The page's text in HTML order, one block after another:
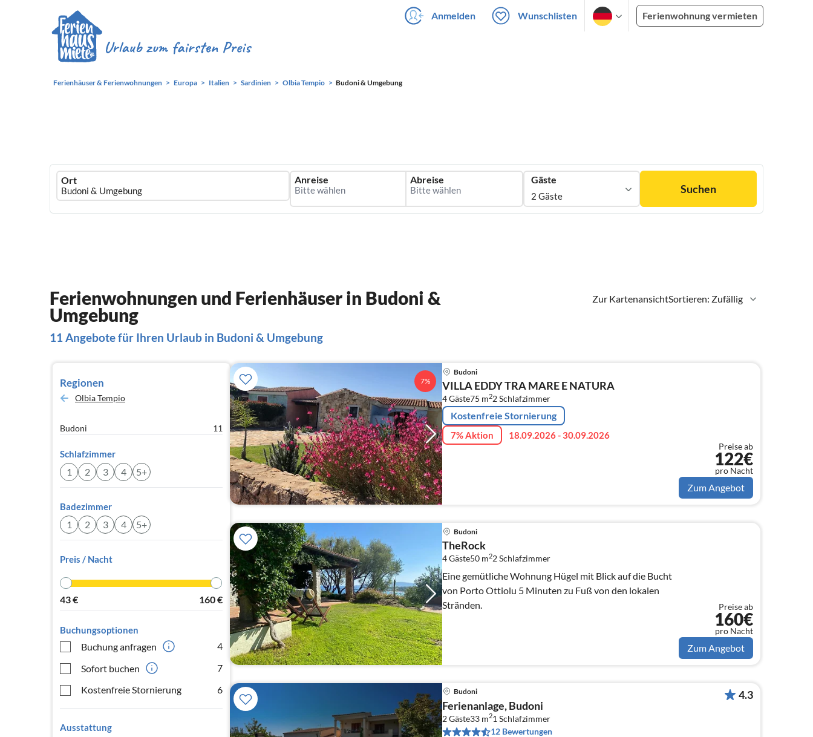
Anmelden Wunschlisten Ferienwohnung vermieten
Ferienhäuser & Ferienwohnungen Europa Italien Sardinien Olbia Tempio Budoni & Umgebung
Ferienhausmiete
logo
Ort Anreise Abreise Gäste
2 Gäste
Suchen
Zur KartenansichtSortieren: Zufällig
Ferienwohnungen und Ferienhäuser in Budoni &
Umgebung
11 Angebote für Ihren Urlaub in Budoni & Umgebung
Regionen
Olbia Tempio
Budoni 11
Schlafzimmer
1 2 3 4 5+
Badezimmer
1 2 3 4 5+
Preis / Nacht
43€ 160€
Buchungsoptionen
Buchung anfragen
4
Sofort buchen
7
Kostenfreie Stornierung
6
Ausstattung
7%
Budoni
VILLA EDDY TRA MARE E NATURA
4 Gäste75 m22Schlafzimmer
Kostenfreie Stornierung
7% Aktion 18.09.2026 - 30.09.2026
Preise ab
122€
pro Nacht
Zum Angebot
Budoni
TheRock
4 Gäste50 m22Schlafzimmer
Eine gemütliche Wohnung Hügel mit Blick auf die Bucht
von Porto Ottiolu 5 Minuten zu Fuß von den lokalen
Stränden.
Preise ab
160€
pro Nacht
Zum Angebot
Budoni
Ferienanlage, Budoni
2 Gäste33 m21 Schlafzimmer
12 Bewertungen
4.3